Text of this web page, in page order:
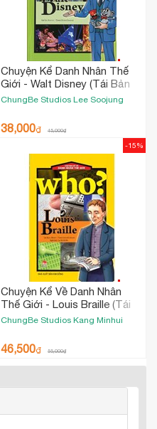
Chuyện Kể Danh Nhân Thế
Giới - Walt Disney (Tái Bản
2018)
ChungBe Studios Lee Soojung
38,000₫ 45,000₫
Chuyện Kể Về Danh Nhân
Thế Giới - Louis Braille (Tái
Bản 2019)
ChungBe Studios Kang Minhui
46,500₫ 55,000₫
-15%